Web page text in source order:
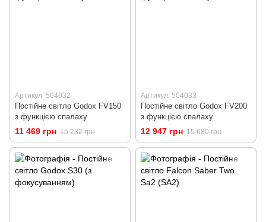
Артикул: 504032
Постійне світло Godox FV150
з функцією спалаху
11 469 грн 15 232 грн
Артикул: 504033
Постійне світло Godox FV200
з функцією спалаху
12 947 грн 15 680 грн